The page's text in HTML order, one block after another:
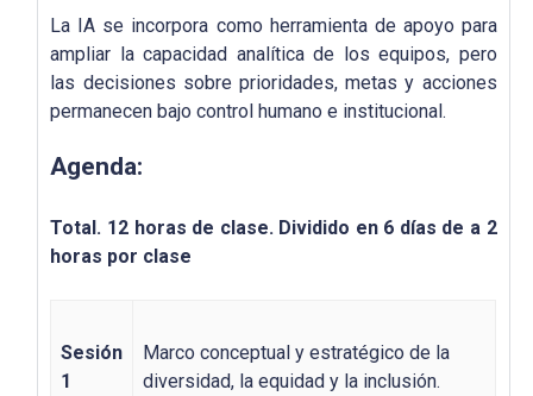
La IA se incorpora como herramienta de apoyo para
ampliar la capacidad analítica de los equipos, pero
las decisiones sobre prioridades, metas y acciones
permanecen bajo control humano e institucional.
Agenda:
Total. 12 horas de clase. Dividido en 6 días de a 2
horas por clase
Sesión
1
Marco conceptual y estratégico de la
diversidad, la equidad y la inclusión.